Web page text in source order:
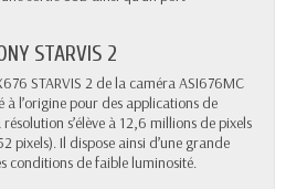
STARVIS 2
STARVIS 2 de la caméra ASI676MC
à l’origine pour des applications de
s’élève à 12,6 millions de pixels
pixels). Il dispose ainsi d’une grande
conditions de faible luminosité.